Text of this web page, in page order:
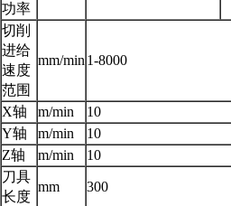
功率
切削
进给
速度
范围
mm/min 1-8000
X轴 m/min 10
Y轴
m/min 10
Z轴
m/min 10
刀具
长度
mm 300